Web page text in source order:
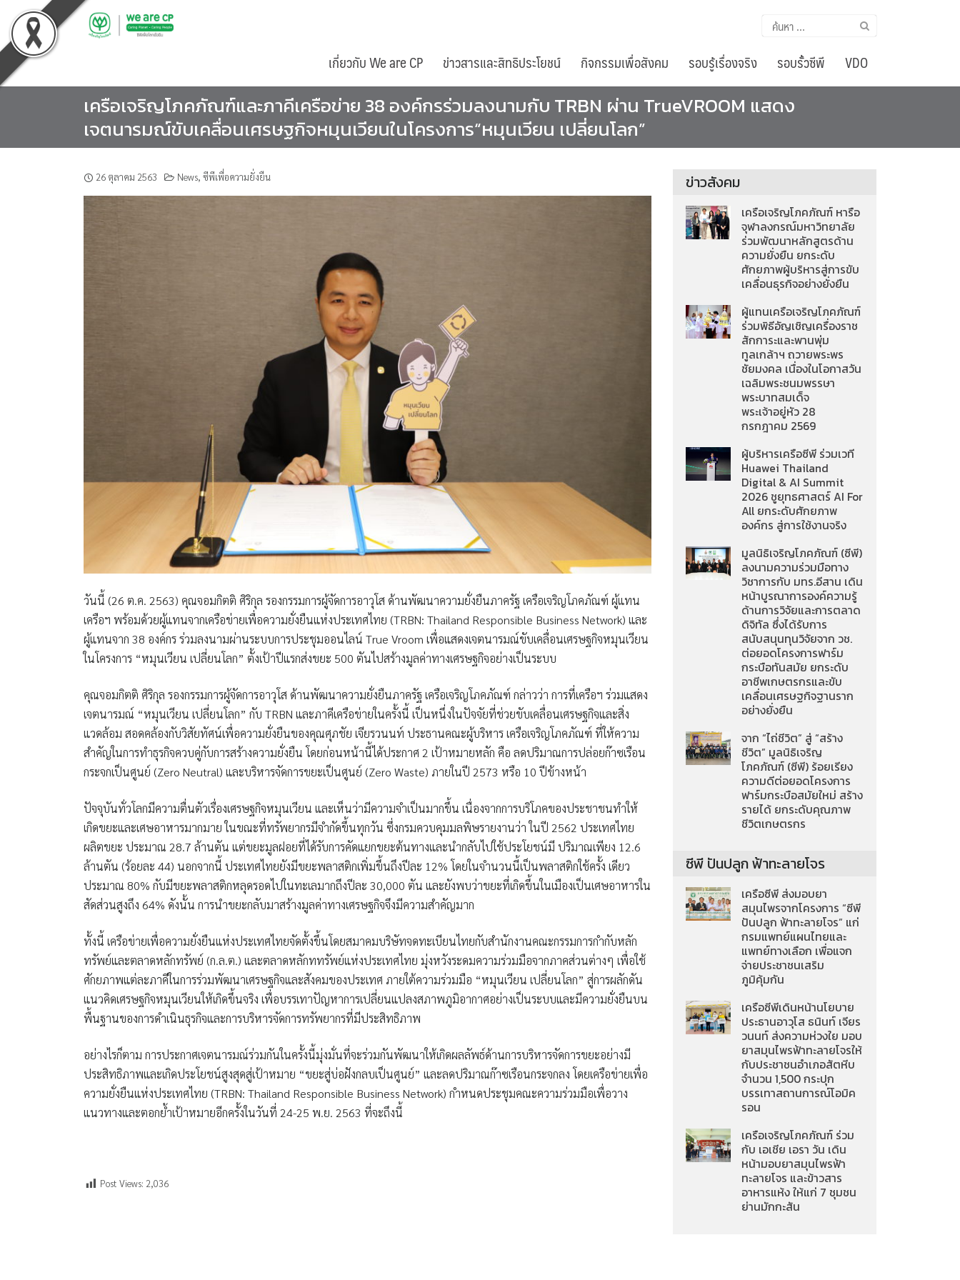
to
content
ค้นหา
เกี่ยวกับ We are CP ข่าวสารและสิทธิประโยชน์ กิจกรรมเพื่อสังคม รอบรู้เรื่องจริง รอบรั้วซีพี VDO
เครือเจริญโภคภัณฑ์และภาคีเครือข่าย 38 องค์กรร่วมลงนามกับ TRBN ผ่าน TrueVROOM แสดง
เจตนารมณ์ขับเคลื่อนเศรษฐกิจหมุนเวียนในโครงการ“หมุนเวียน เปลี่ยนโลก”
26 ตุลาคม 2563 News, ซีพีเพื่อความยั่งยืน
วันนี้ (26 ต.ค. 2563) คุณจอมกิตติ ศิริกุล รองกรรมการผู้จัดการอาวุโส ด้านพัฒนาความยั่งยืนภาครัฐ เครือเจริญโภคภัณฑ์ ผู้แทน
เครือฯ พร้อมด้วยผู้แทนจากเครือข่ายเพื่อความยั่งยืนแห่งประเทศไทย (TRBN: Thailand Responsible Business Network) และ
ผู้แทนจาก 38 องค์กร ร่วมลงนามผ่านระบบการประชุมออนไลน์ True Vroom เพื่อแสดงเจตนารมณ์ขับเคลื่อนเศรษฐกิจหมุนเวียน
ในโครงการ “หมุนเวียน เปลี่ยนโลก” ตั้งเป้าปีแรกส่งขยะ 500 ตันไปสร้างมูลค่าทางเศรษฐกิจอย่างเป็นระบบ
คุณจอมกิตติ ศิริกุล รองกรรมการผู้จัดการอาวุโส ด้านพัฒนาความยั่งยืนภาครัฐ เครือเจริญโภคภัณฑ์ กล่าวว่า การที่เครือฯ ร่วมแสดง
เจตนารมณ์ “หมุนเวียน เปลี่ยนโลก” กับ TRBN และภาคีเครือข่ายในครั้งนี้ เป็นหนึ่งในปัจจัยที่ช่วยขับเคลื่อนเศรษฐกิจและสิ่ง
แวดล้อม สอดคล้องกับวิสัยทัศน์เพื่อความยั่งยืนของคุณศุภชัย เจียรวนนท์ ประธานคณะผู้บริหาร เครือเจริญโภคภัณฑ์ ที่ให้ความ
สำคัญในการทำธุรกิจควบคู่กับการสร้างความยั่งยืน โดยก่อนหน้านี้ได้ประกาศ 2 เป้าหมายหลัก คือ ลดปริมาณการปล่อยก๊าซเรือน
กระจกเป็นศูนย์ (Zero Neutral) และบริหารจัดการขยะเป็นศูนย์ (Zero Waste) ภายในปี 2573 หรือ 10 ปีข้างหน้า
ปัจจุบันทั่วโลกมีความตื่นตัวเรื่องเศรษฐกิจหมุนเวียน และเห็นว่ามีความจำเป็นมากขึ้น เนื่องจากการบริโภคของประชาชนทำให้
เกิดขยะและเศษอาหารมากมาย ในขณะที่ทรัพยากรมีจำกัดขึ้นทุกวัน ซึ่งกรมควบคุมมลพิษรายงานว่า ในปี 2562 ประเทศไทย
ผลิตขยะ ประมาณ 28.7 ล้านตัน แต่ขยะมูลฝอยที่ได้รับการคัดแยกขยะต้นทางและนำกลับไปใช้ประโยชน์มี ปริมาณเพียง 12.6
ล้านตัน (ร้อยละ 44) นอกจากนี้ ประเทศไทยยังมีขยะพลาสติกเพิ่มขึ้นถึงปีละ 12% โดยในจำนวนนี้เป็นพลาสติกใช้ครั้ง เดียว
ประมาณ 80% กับมีขยะพลาสติกหลุดรอดไปในทะเลมากถึงปีละ 30,000 ตัน และยังพบว่าขยะที่เกิดขึ้นในเมืองเป็นเศษอาหารใน
สัดส่วนสูงถึง 64% ดังนั้น การนำขยะกลับมาสร้างมูลค่าทางเศรษฐกิจจึงมีความสำคัญมาก
ทั้งนี้ เครือข่ายเพื่อความยั่งยืนแห่งประเทศไทยจัดตั้งขึ้นโดยสมาคมบริษัทจดทะเบียนไทยกับสำนักงานคณะกรรมการกำกับหลัก
ทรัพย์และตลาดหลักทรัพย์ (ก.ล.ต.) และตลาดหลักททรัพย์แห่งประเทศไทย มุ่งหวังระดมความร่วมมือจากภาคส่วนต่างๆ เพื่อใช้
ศักยภาพแต่ละภาคีในการร่วมพัฒนาเศรษฐกิจและสังคมของประเทศ ภายใต้ความร่วมมือ “หมุนเวียน เปลี่ยนโลก” สู่การผลักดัน
แนวคิดเศรษฐกิจหมุนเวียนให้เกิดขึ้นจริง เพื่อบรรเทาปัญหาการเปลี่ยนแปลงสภาพภูมิอากาศอย่างเป็นระบบและมีความยั่งยืนบน
พื้นฐานของการดำเนินธุรกิจและการบริหารจัดการทรัพยากรที่มีประสิทธิภาพ
อย่างไรก็ตาม การประกาศเจตนารมณ์ร่วมกันในครั้งนี้มุ่งมั่นที่จะร่วมกันพัฒนาให้เกิดผลลัพธ์ด้านการบริหารจัดการขยะอย่างมี
ประสิทธิภาพและเกิดประโยชน์สูงสุดสู่เป้าหมาย “ขยะสู่บ่อฝังกลบเป็นศูนย์” และลดปริมาณก๊าซเรือนกระจกลง โดยเครือข่ายเพื่อ
ความยั่งยืนแห่งประเทศไทย (TRBN: Thailand Responsible Business Network) กำหนดประชุมคณะความร่วมมือเพื่อวาง
แนวทางและตอกย้ำเป้าหมายอีกครั้งในวันที่ 24-25 พ.ย. 2563 ที่จะถึงนี้
Post Views: 2,036
ข่าวสังคม
เครือเจริญโภคภัณฑ์ หารือ
จุฬาลงกรณ์มหาวิทยาลัย
ร่วมพัฒนาหลักสูตรด้าน
ความยั่งยืน ยกระดับ
ศักยภาพผู้บริหารสู่การขับ
เคลื่อนธุรกิจอย่างยั่งยืน
ผู้แทนเครือเจริญโภคภัณฑ์
ร่วมพิธีอัญเชิญเครื่องราช
สักการะและพานพุ่ม
ทูลเกล้าฯ ถวายพระพร
ชัยมงคล เนื่องในโอกาสวัน
เฉลิมพระชนมพรรษา
พระบาทสมเด็จ
พระเจ้าอยู่หัว 28
กรกฎาคม 2569
ผู้บริหารเครือซีพี ร่วมเวที
Huawei Thailand
Digital & AI Summit
2026 ชูยุทธศาสตร์ AI For
All ยกระดับศักยภาพ
องค์กร สู่การใช้งานจริง
มูลนิธิเจริญโภคภัณฑ์ (ซีพี)
ลงนามความร่วมมือทาง
วิชาการกับ มทร.อีสาน เดิน
หน้าบูรณาการองค์ความรู้
ด้านการวิจัยและการตลาด
ดิจิทัล ซึ่งได้รับการ
สนับสนุนทุนวิจัยจาก วช.
ต่อยอดโครงการฟาร์ม
กระบือทันสมัย ยกระดับ
อาชีพเกษตรกรและขับ
เคลื่อนเศรษฐกิจฐานราก
อย่างยั่งยืน
จาก “ไถ่ชีวิต” สู่ “สร้าง
ชีวิต” มูลนิธิเจริญ
โภคภัณฑ์ (ซีพี) ร้อยเรียง
ความดีต่อยอดโครงการ
ฟาร์มกระบือสมัยใหม่ สร้าง
รายได้ ยกระดับคุณภาพ
ชีวิตเกษตรกร
ซีพี ปันปลูก ฟ้าทะลายโจร
เครือซีพี ส่งมอบยา
สมุนไพรจากโครงการ “ซีพี
ปันปลูก ฟ้าทะลายโจร” แก่
กรมแพทย์แผนไทยและ
แพทย์ทางเลือก เพื่อแจก
จ่ายประชาชนเสริม
ภูมิคุ้มกัน
เครือซีพีเดินหน้านโยบาย
ประธานอาวุโส ธนินท์ เจียร
วนนท์ ส่งความห่วงใย มอบ
ยาสมุนไพรฟ้าทะลายโจรให้
กับประชาชนอำเภอสัตหีบ
จำนวน 1,500 กระปุก
บรรเทาสถานการณ์โอมิค
รอน
เครือเจริญโภคภัณฑ์ ร่วม
กับ เอเชีย เอรา วัน เดิน
หน้ามอบยาสมุนไพรฟ้า
ทะลายโจร และข้าวสาร
อาหารแห้ง ให้แก่ 7 ชุมชน
ย่านมักกะสัน